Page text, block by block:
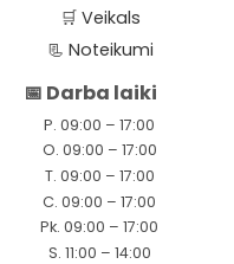
🛒Veikals
📃Noteikumi
📅 Darba laiki
P. 09:00 – 17:00
O. 09:00 – 17:00
T. 09:00 – 17:00
C. 09:00 – 17:00
Pk. 09:00 – 17:00
S. 11:00 – 14:00